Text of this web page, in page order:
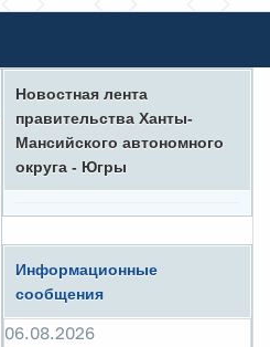
Новостная лента
правительства Ханты-
Мансийского автономного
округа - Югры
Информационные
сообщения
06.08.2026